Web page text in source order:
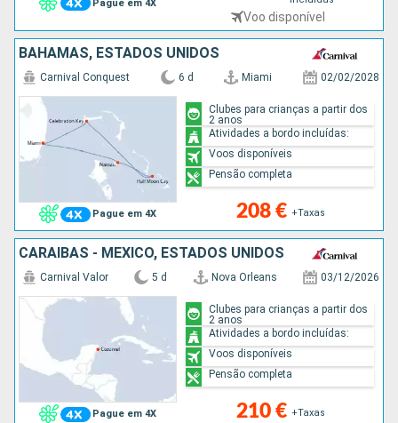
Pague em 4X
Voo disponível
BAHAMAS, ESTADOS UNIDOS
Pague em 4X
Carnival Conquest 6 d Miami 02/02/2028
208 € +Taxas
Clubes para crianças a partir dos
2 anos
Atividades a bordo incluídas:
Voos disponíveis
Pensão completa
CARAIBAS - MEXICO, ESTADOS UNIDOS
Pague em 4X
Carnival Valor 5 d Nova Orleans 03/12/2026
210 € +Taxas
Clubes para crianças a partir dos
2 anos
Atividades a bordo incluídas:
Voos disponíveis
Pensão completa